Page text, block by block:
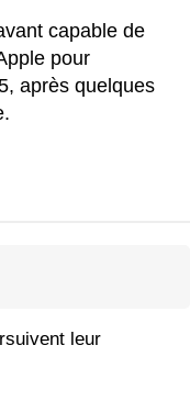
capable de
pour
après quelques
leur